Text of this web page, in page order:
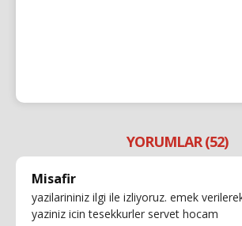
YORUMLAR (52)
Misafir
yazilarininiz ilgi ile izliyoruz. emek
yaziniz icin tesekkurler servet hocam